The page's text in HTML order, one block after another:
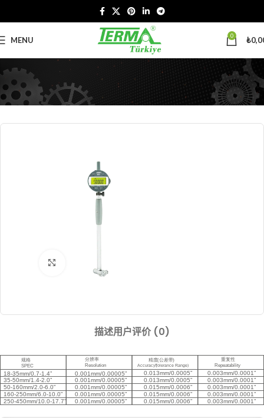
MENU 0 ₺
描述用户评价 (0)